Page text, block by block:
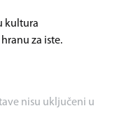
kultura
za iste.
nisu uključeni u